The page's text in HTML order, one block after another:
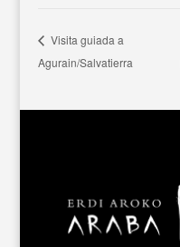
Visita guiada a
Agurain/Salvatierra